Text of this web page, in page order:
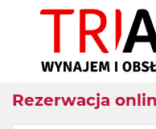
Rezerwacja